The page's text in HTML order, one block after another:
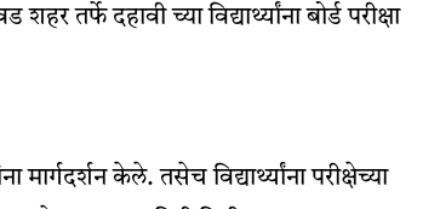
तर्फे दहावी च्या विद्यार्थ्यांना बोर्ड परीक्षा
मार्गदर्शन केले. तसेच विद्यार्थ्यांना परीक्षेच्या